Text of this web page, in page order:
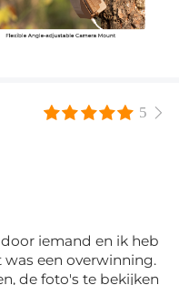
5
iemand en ik heb
een overwinning.
de foto's te bekijken